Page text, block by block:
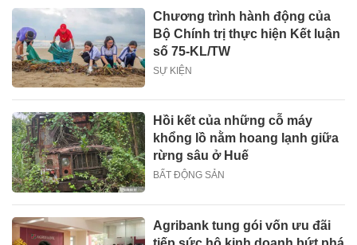
Chương trình hành động của
Bộ Chính trị thực hiện Kết luận
số 75-KL/TW
SỰ KIỆN
Hồi kết của những cỗ máy
khổng lồ nằm hoang lạnh giữa
rừng sâu ở Huế
BẤT ĐỘNG SẢN
Agribank tung gói vốn ưu đãi